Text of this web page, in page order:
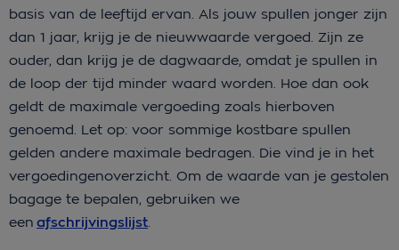
basis van de leeftijd ervan. Als jouw spullen jonger zijn
dan 1 jaar, krijg je de nieuwwaarde vergoed. Zijn ze
ouder, dan krijg je de dagwaarde, omdat je spullen in
de loop der tijd minder waard worden. Hoe dan ook
geldt de maximale vergoeding zoals hierboven
genoemd. Let op: voor sommige kostbare spullen
gelden andere maximale bedragen. Die vind je in het
vergoedingenoverzicht. Om de waarde van je gestolen
bagage te bepalen, gebruiken we
een afschrijvingslijst